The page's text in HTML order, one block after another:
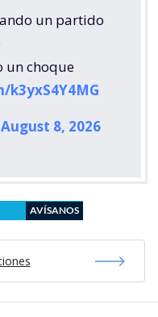
un partido
un choque
August 8, 2026
AVÍSANOS